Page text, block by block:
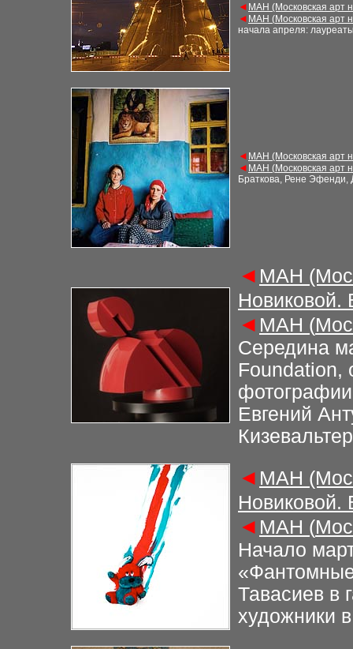
◄ МАН (Московская арт
◄ МАН (Московская арт
начала апреля:
◄ МАН (Московская арт
◄ МАН (Московская арт
Браткова, Рене Эфенди,
◄ МАН
Новиковой.
◄ МАН (
Середина
Foundation,
Евгений
◄ МАН
Новиковой.
◄ МАН (
Начало
Тавасиев в
художники